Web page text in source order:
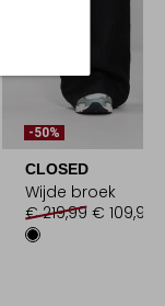
-50%
CLOSED
Wijde broek
€ 219,99 € 109,99